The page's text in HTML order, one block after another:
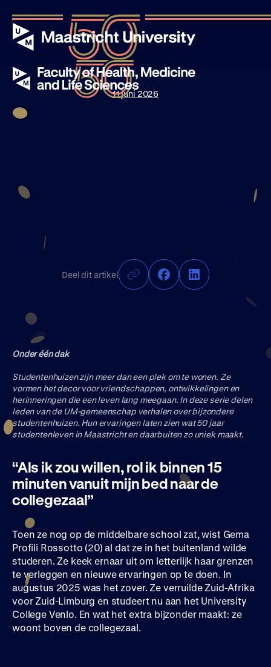
Evenementen
Over UM50
Join UM50
11 juni 2026
Deel dit artikel
Onder één dak
Studentenhuizen zijn meer dan een plek om te wonen. Ze
vormen het decor voor vriendschappen, ontwikkelingen en
herinneringen die een leven lang meegaan. In deze serie delen
leden van de UM-gemeenschap verhalen over bijzondere
studentenhuizen. Hun ervaringen laten zien wat 50 jaar
studentenleven in Maastricht en daarbuiten zo uniek maakt.
“Als ik zou willen, rol ik binnen 15
minuten vanuit mijn bed naar de
collegezaal”
Toen ze nog op de middelbare school zat, wist Gema
Profili Rossotto (20) al dat ze in het buitenland wilde
studeren. Ze keek ernaar uit om letterlijk haar grenzen
te verleggen en nieuwe ervaringen op te doen. In
augustus 2025 was het zover. Ze verruilde Zuid-Afrika
voor Zuid-Limburg en studeert nu aan het University
College Venlo. En wat het extra bijzonder maakt: ze
woont boven de collegezaal.